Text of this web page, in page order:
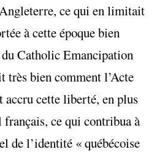
ce qui en limitait
à cette époque bien
Catholic Emancipation
bien comment l’Acte
accru cette liberté, en plus
ce qui contribua à
de l’identité « québécoise